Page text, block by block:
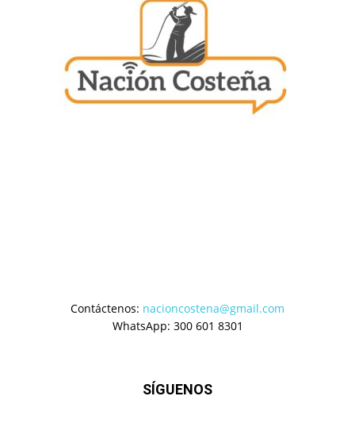
Contáctenos: nacioncostena@gmail.com
WhatsApp: 300 601 8301
SÍGUENOS